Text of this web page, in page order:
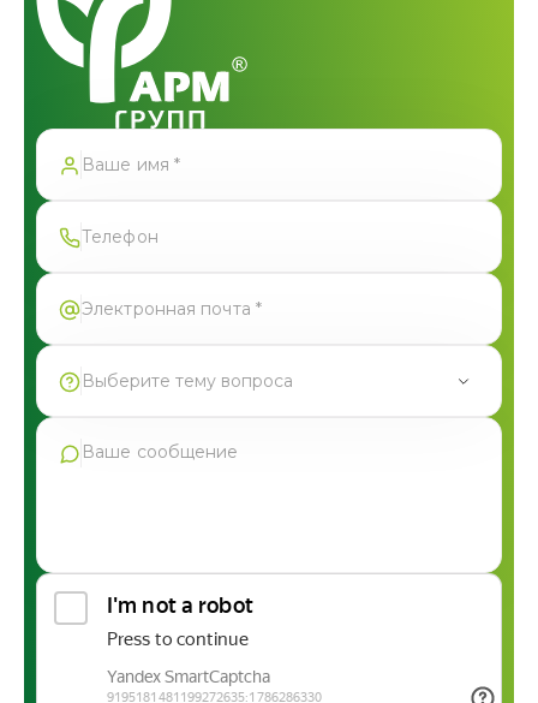
Выберите тему вопроса
Продукция Фармгрупп
Форма успешно отправлена